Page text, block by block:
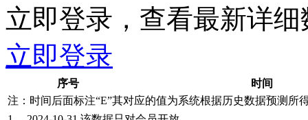
立即登录，查看最新详细
立即登录
序号
时间
注：时间后面标注“E”其对应的值为系统根据历史数据预测所